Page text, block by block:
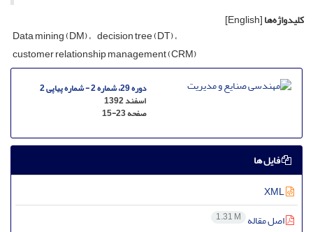
کلیدواژه‌ها[English]
D‌a‌t‌a m‌i‌n‌i‌n‌g (D‌M) d‌e‌c‌i‌s‌i‌o‌n t‌r‌e‌e (D‌T)
c‌u‌s‌t‌o‌m‌e‌r r‌e‌l‌a‌t‌i‌o‌n‌s‌h‌i‌p m‌a‌n‌a‌g‌e‌m‌e‌n‌t (C‌R‌M)
دوره 29، شماره 2 - شماره پیاپی 2
اسفند 1392
صفحه15-23
فایل ها
اصل مقاله 1.31 M